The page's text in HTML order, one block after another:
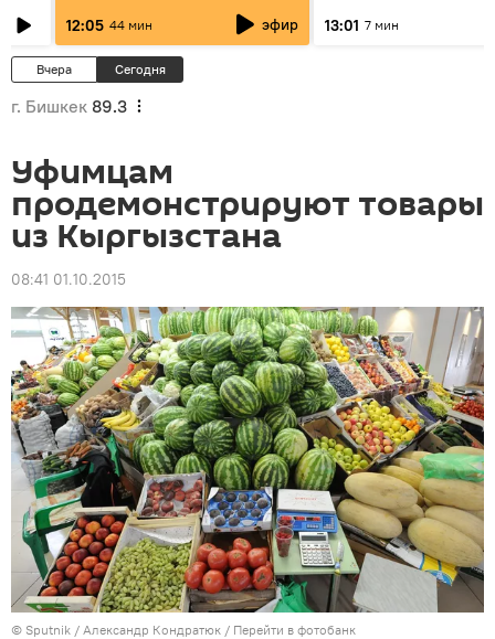
12:05 44 мин эфир 13:01 7 мин
Вчера Сегодня
г. Бишкек 89.3
Уфимцам
продемонстрируют товары
из Кыргызстана
08:41 01.10.2015
© Sputnik / Александр Кондратюк / Перейти в фотобанк